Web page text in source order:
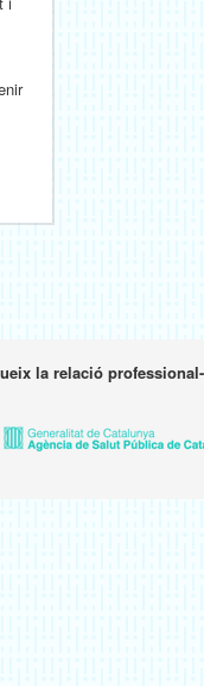
la relació